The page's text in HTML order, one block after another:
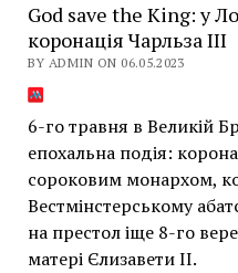
God save the King: у
коронація Чарльза ІІІ
BY ADMIN ON 06.05.2023
6-го травня в Великій
епохальна подія:
сороковим монархом,
Вестмінстерському
на престол іще 8-го
матері Єлизавети ІІ.